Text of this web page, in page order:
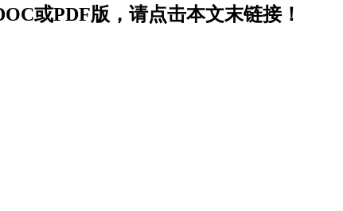
或PDF版，请点击本文末链接！